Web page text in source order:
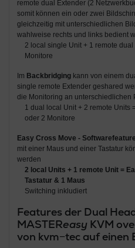
remote dual Extender (2
somit können ein oder zwei
gleichzeitig mit unterschiedlichen
wahlweise rechts und links bedient
2 local single Unit + 1 remote
Monitore
Im Backbridgingkann von einem
single remote Extender geshared
die Monitoring an unterschiedlichen
1 dual local Unit + 2 remote Units
oder 2 Monitore
Easy Cross Move - Softwarefeature
mit einer Maus und einer Tastatur
werden
2 local Units + 1 remote Unit =
Tastatur & 1 Maus
Switching inkludiert
Features der Dual
MASTEReasyKVM
von kvm−tec auf einen